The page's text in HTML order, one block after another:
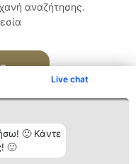
Live chat
🙂 Κάντε
🙂
αναζήτησης.